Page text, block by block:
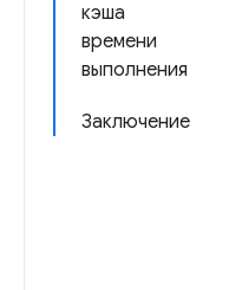
кэша
времени
выполнения
Заключение